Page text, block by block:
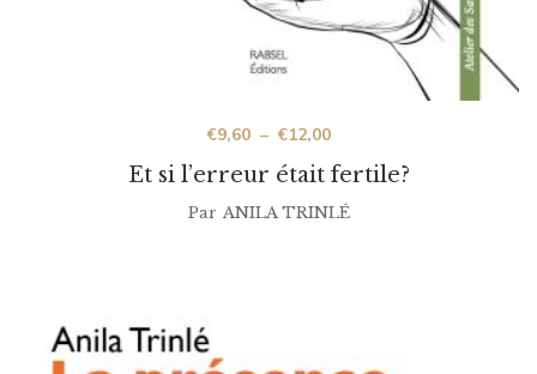
Et si l’erreur était fertile?
€9,60 – €12,00
Par ANILA TRINLÉ